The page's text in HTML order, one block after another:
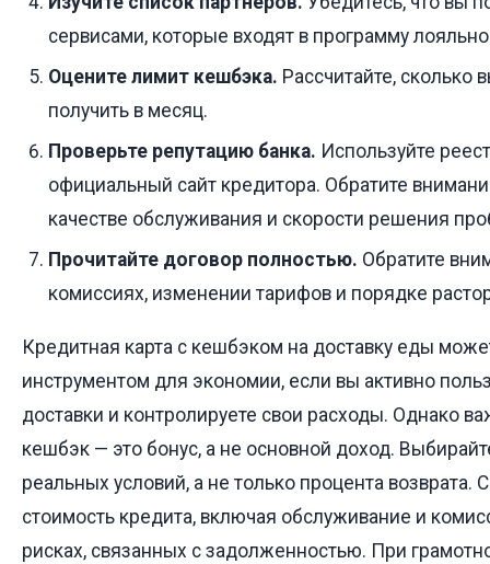
сервисами, которые входят в программу
Оцените лимит кешбэка. Рассчитайте, сколько
получить в месяц.
Проверьте репутацию банка. Используйте
официальный сайт кредитора. Обратите
качестве обслуживания и скорости решения
Прочитайте договор полностью. Обратите
комиссиях, изменении тарифов и порядке
Кредитная карта с кешбэком на доставку еды
инструментом для экономии, если вы активно
доставки и контролируете свои расходы. Однако
кешбэк — это бонус, а не основной доход.
реальных условий, а не только процента возврата.
стоимость кредита, включая обслуживание и
рисках, связанных с задолженностью. При